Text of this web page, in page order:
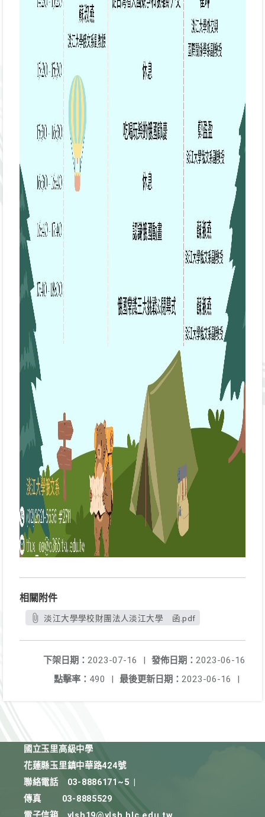
相關附件
淡江大學學校財團法人淡江大學 函.pdf
發佈日期： 2023-06-16
下架日期： 2023-07-16
|
最後更新日期： 2023-06-16 |
點擊率： 490 |
國立玉里高級中學
花蓮縣玉里鎮中華路424號
聯絡電話
03-8886171~5
傳真
03-8885529